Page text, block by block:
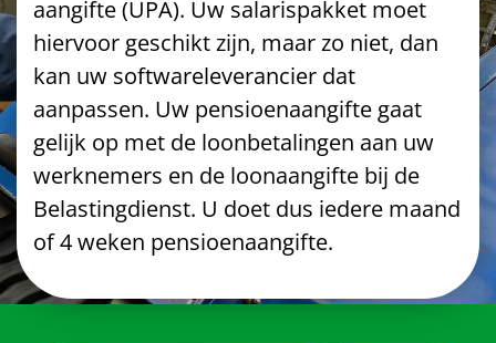
Gegevens aanleveren
Factuur en premie
Contact
Over het pensioenfonds
Nieuwe pensioenregeling
aangifte (UPA). Uw salarispakket moet
hiervoor geschikt zijn, maar zo niet, dan
kan uw softwareleverancier dat
aanpassen. Uw pensioenaangifte gaat
gelijk op met de loonbetalingen aan uw
werknemers en de loonaangifte bij de
Belastingdienst. U doet dus iedere maand
of 4 weken pensioenaangifte.